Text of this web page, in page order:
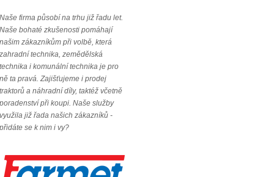
Naše firma působí na trhu již řadu let.
Naše bohaté zkušenosti pomáhají
našim zákazníkům při volbě, která
zahradní technika, zemědělská
technika i komunální technika je pro
ně ta pravá. Zajišťujeme i prodej
traktorů a náhradní díly, taktéž včetně
poradenství při koupi. Naše služby
využila již řada našich zákazníků -
přidáte se k nim i vy?